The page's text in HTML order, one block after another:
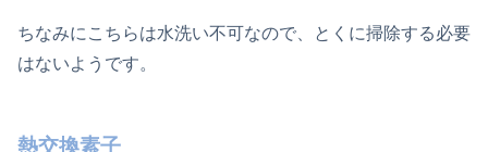
ちなみにこちらは水洗い不可なので、とくに掃除する必要
はないようです。
熱交換素子